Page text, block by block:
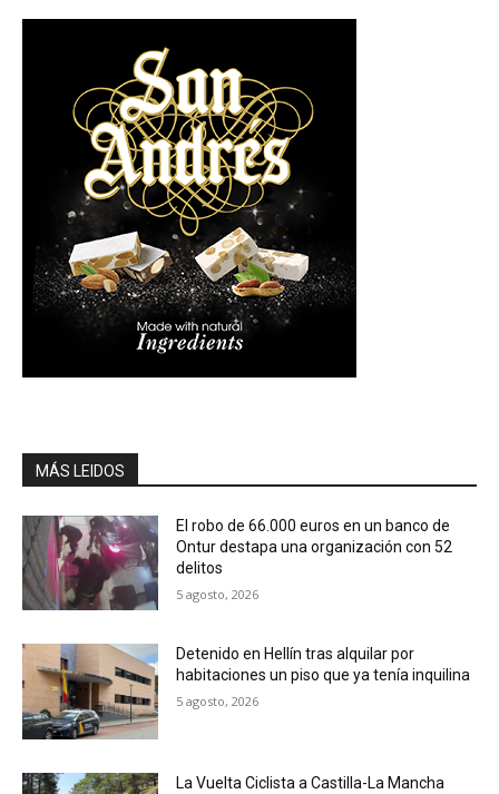
MÁS LEIDOS
El robo de 66.000 euros en un banco de
Ontur destapa una organización con 52
delitos
5 agosto, 2026
Detenido en Hellín tras alquilar por
habitaciones un piso que ya tenía inquilina
5 agosto, 2026
La Vuelta Ciclista a Castilla-La Mancha